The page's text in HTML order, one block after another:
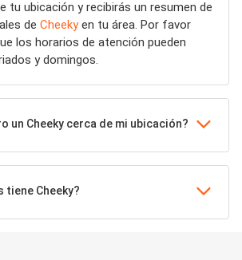
tu ubicación y recibirás un resumen de
de Cheekyen tu área. Por favor
los horarios de atención pueden
y domingos.
un Cheeky cerca de mi ubicación?
tiene Cheeky?